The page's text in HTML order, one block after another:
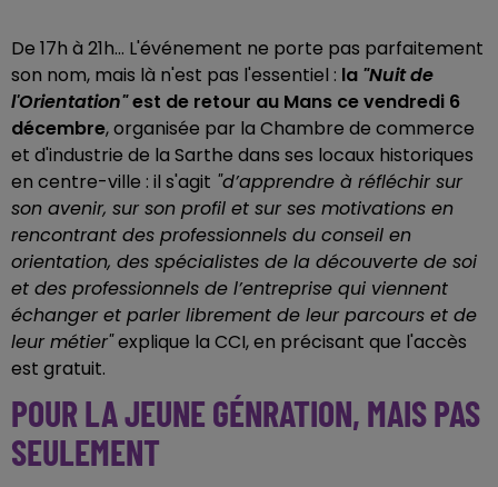
De 17h à 21h... L'événement ne porte pas parfaitement
son nom, mais là n'est pas l'essentiel : la "Nuit de
l'Orientation"est de retour au Mans ce vendredi 6
décembre, organisée par la Chambre de commerce
et d'industrie de la Sarthe dans ses locaux historiques
en centre-ville : il s'agit "d’apprendre à réfléchir sur
son avenir, sur son profil et sur ses motivations en
rencontrant des professionnels du conseil en
orientation, des spécialistes de la découverte de soi
et des professionnels de l’entreprise qui viennent
échanger et parler librement de leur parcours et de
leur métier"explique la CCI, en précisant que l'accès
est gratuit.
POUR LA JEUNE GÉNRATION, MAIS PAS
SEULEMENT